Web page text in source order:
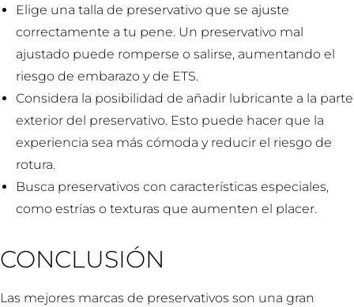
Elige una talla de preservativo que se ajuste
correctamente a tu pene. Un preservativo mal
ajustado puede romperse o salirse, aumentando el
riesgo de embarazo y de ETS.
Considera la posibilidad de añadir lubricante a la parte
exterior del preservativo. Esto puede hacer que la
experiencia sea más cómoda y reducir el riesgo de
rotura.
Busca preservativos con características especiales,
como estrías o texturas que aumenten el placer.
CONCLUSIÓN
Las mejores marcas de preservativos son una gran